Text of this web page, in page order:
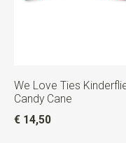
We Love Ties
Candy Cane
€ 14,50